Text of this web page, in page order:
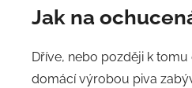
Jak na
Dříve, nebo později k
domácí výrobou piva